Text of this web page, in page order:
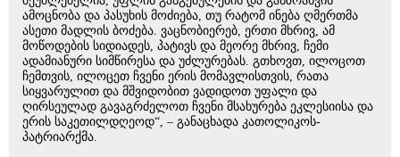
ამოცნობა და პასუხის მოძიება, თუ რატომ ინება ღმერთმა
ასეთი მადლის ბოძება. ვაცნობიერებ, ერთი მხრივ, ამ
მოწოდების სიდიადეს, პატივს და მეორე მხრივ, ჩემი
ადამიანური სიმწირესა და უძლურებას. გთხოვთ, ილოცოთ
ჩემთვის, ილოცეთ ჩვენი ერის მომავლისთვის, რათა
სიყვარულით და მშვიდობით ვადიდოთ უფალი და
ღირსეულად გავაგრძელოთ ჩვენი მსახურება ეკლესიისა და
ერის საკეთილდღეოდ“, – განაცხადა კათოლიკოს-
პატრიარქმა.